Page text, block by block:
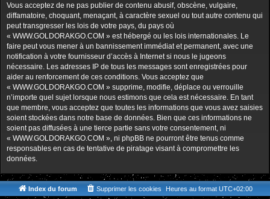
Vous acceptez de ne pas publier de contenu abusif, obscène, vulgaire,
diffamatoire, choquant, menaçant, à caractère sexuel ou tout autre contenu qui
peut transgresser les lois de votre pays, du pays où
« WWW.GOLDORAKGO.COM » est hébergé ou les lois internationales. Le
faire peut vous mener à un bannissement immédiat et permanent, avec une
notification à votre fournisseur d’accès à Internet si nous le jugeons
nécessaire. Les adresses IP de tous les messages sont enregistrées pour
aider au renforcement de ces conditions. Vous acceptez que
« WWW.GOLDORAKGO.COM » supprime, modifie, déplace ou verrouille
n’importe quel sujet lorsque nous estimons que cela est nécessaire. En tant
que membre, vous acceptez que toutes les informations que vous avez saisies
soient stockées dans notre base de données. Bien que ces informations ne
soient pas diffusées à une tierce partie sans votre consentement, ni
« WWW.GOLDORAKGO.COM », ni phpBB ne pourront être tenus comme
responsables en cas de tentative de piratage visant à compromettre les
données.
Index du forum Heures au format UTC+02:00
Supprimer les cookies